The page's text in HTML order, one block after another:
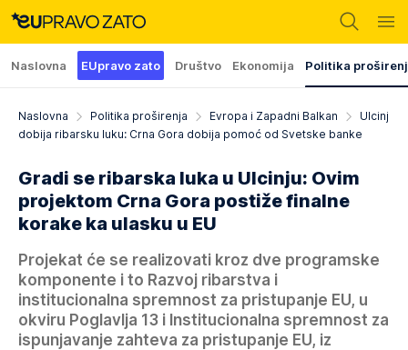
Naslovna EUpravo zato Društvo Ekonomija Politika
Naslovna Politika proširenja Evropa i Zapadni Balkan
Ulcinj
dobija ribarsku luku: Crna Gora dobija pomoć od Svetske banke
Gradi se ribarska luka u Ulcinju: Ovim
projektom Crna Gora postiže finalne
korake ka ulasku u EU
Projekat će se realizovati kroz dve programske
komponente i to Razvoj ribarstva i
institucionalna spremnost za pristupanje EU, u
okviru Poglavlja 13 i Institucionalna spremnost za
ispunjavanje zahteva za pristupanje EU, iz